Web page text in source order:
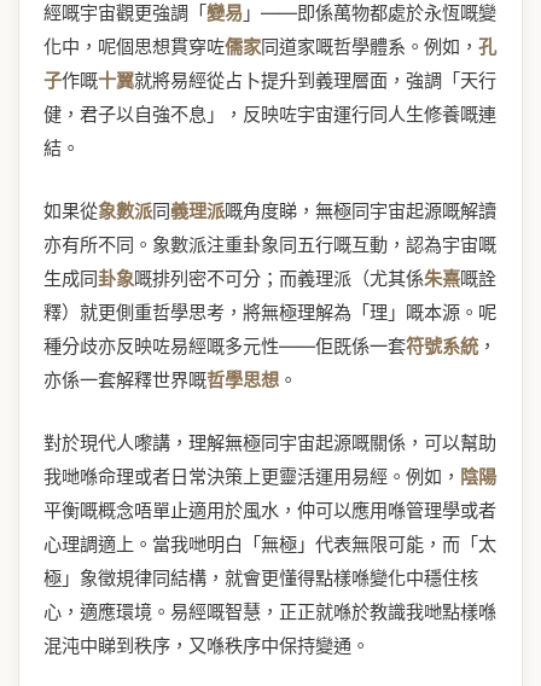
經嘅宇宙觀更強調「變易 」——即係萬物都處於永恆嘅變
化中，呢個思想貫穿咗儒家同道家嘅哲學體系。例如， 孔
子作嘅十翼就將易經從占卜提升到義理層面，強調「天行
健，君子以自強不息」，反映咗宇宙運行同人生修養嘅連
結。
如果從象數派同義理派嘅角度睇，無極同宇宙起源嘅解讀
亦有所不同。象數派注重卦象同五行嘅互動，認為宇宙嘅
生成同卦象嘅排列密不可分；而義理派（尤其係朱熹嘅詮
釋）就更側重哲學思考，將無極理解為「理」嘅本源。呢
種分歧亦反映咗易經嘅多元性——佢既係一套符號系統，
亦係一套解釋世界嘅哲學思想 。
對於現代人嚟講，理解無極同宇宙起源嘅關係，可以幫助
我哋喺命理或者日常決策上更靈活運用易經。例如， 陰陽
平衡嘅概念唔單止適用於風水，仲可以應用喺管理學或者
心理調適上。當我哋明白「無極」代表無限可能，而「太
極」象徵規律同結構，就會更懂得點樣喺變化中穩住核
心，適應環境。易經嘅智慧，正正就喺於教識我哋點樣喺
混沌中睇到秩序，又喺秩序中保持變通。